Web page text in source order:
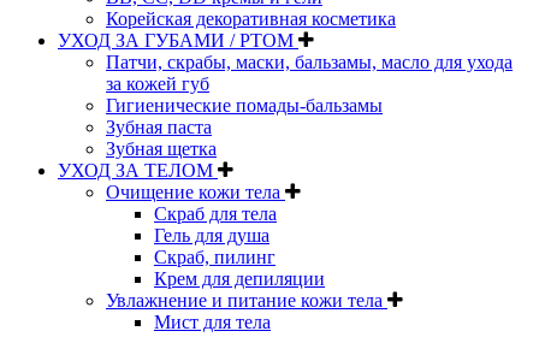
Корейская декоративная косметика
УХОД ЗА ГУБАМИ / РТОМ
Патчи, скрабы, маски, бальзамы, масло для ухода
за кожей губ
Гигиенические помады-бальзамы
Зубная паста
Зубная щетка
УХОД ЗА ТЕЛОМ
Очищение кожи тела
Скраб для тела
Гель для душа
Скраб, пилинг
Крем для депиляции
Увлажнение и питание кожи тела
Мист для тела